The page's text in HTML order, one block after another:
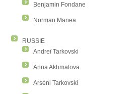
Benjamin Fondane
Norman Manea
RUSSIE
Andreï Tarkovski
Anna Akhmatova
Arséni Tarkovski